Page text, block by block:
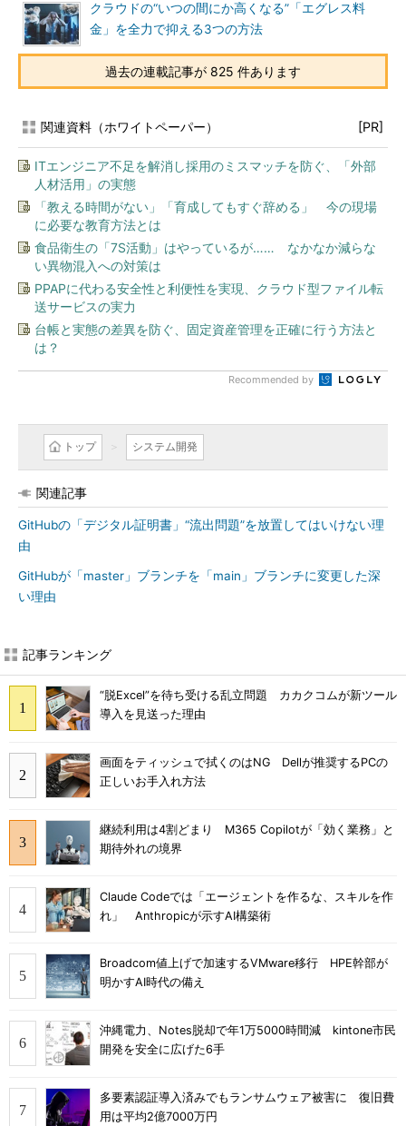
クラウドの“いつの間にか高くなる”「エグレス料
金」を全力で抑える3つの方法
過去の連載記事が 825 件あります
関連資料（ホワイトペーパー） [PR]
ITエンジニア不足を解消し採用のミスマッチを防ぐ、「外部
人材活用」の実態
「教える時間がない」「育成してもすぐ辞める」 今の現場
に必要な教育方法とは
食品衛生の「7S活動」はやっているが…… なかなか減らな
い異物混入への対策は
PPAPに代わる安全性と利便性を実現、クラウド型ファイル転
送サービスの実力
台帳と実態の差異を防ぐ、固定資産管理を正確に行う方法と
は？
Recommended by
トップ システム開発
関連記事
GitHubの「デジタル証明書」“流出問題”を放置してはいけない理
由
GitHubが「master」ブランチを「main」ブランチに変更した深
い理由
記事ランキング
“脱Excel”を待ち受ける乱立問題 カカクコムが新ツール
導入を見送った理由
画面をティッシュで拭くのはNG Dellが推奨するPCの
正しいお手入れ方法
継続利用は4割どまり M365 Copilotが「効く業務」と
期待外れの境界
Claude Codeでは「エージェントを作るな、スキルを作
れ」 Anthropicが示すAI構築術
Broadcom値上げで加速するVMware移行 HPE幹部が
明かすAI時代の備え
沖縄電力、Notes脱却で年1万5000時間減 kintone市民
開発を安全に広げた6手
多要素認証導入済みでもランサムウェア被害に 復旧費
用は平均2億7000万円